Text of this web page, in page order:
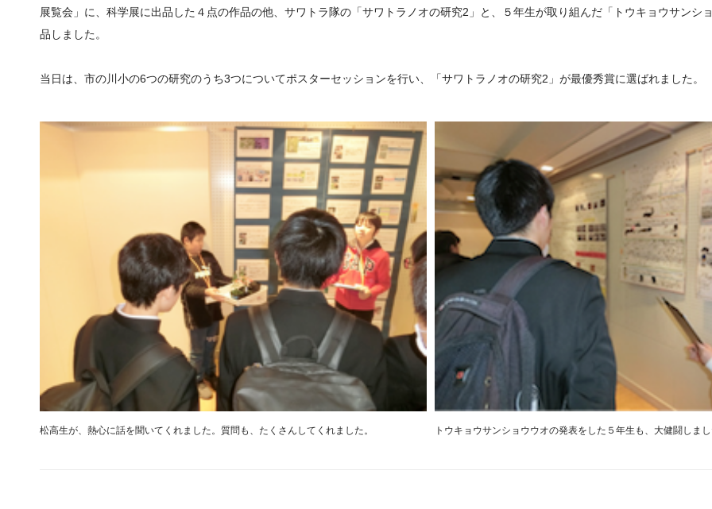
展覧会」に、科学展に出品した４点の作品の他、サワトラ隊の「サワトラノオの研究2 」と、５年生が取り組んだ「トウキョウサンシ
品しました。
当日は、市の川小の6つの研究のうち3つについてポスターセッションを行い、「サワトラノオの研究2 」が最優秀賞に選ばれました。
松高生が、熱心に話を聞いてくれました。質問も、たくさんしてくれました。 トウキョウサンショウウオの発表をした５年生も、大健闘しま